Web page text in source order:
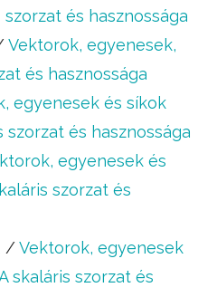
szorzat és hasznossága
Vektorok, egyenesek,
és hasznossága
egyenesek és síkok
szorzat és hasznossága
egyenesek és
szorzat és
/ Vektorok, egyenesek
skaláris szorzat és